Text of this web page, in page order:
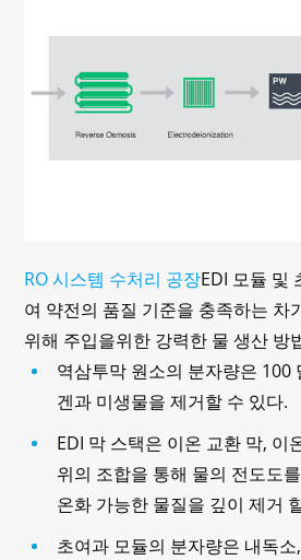
RO 시스템 수처리 공장EDI 모듈 및
여 약전의 품질 기준을 충족하는 차
위해 주입을위한 강력한 물 생산 방
역삼투막 원소의 분자량은 100
겐과 미생물을 제거할 수 있다.
EDI 막 스택은 이온 교환 막, 이
위의 조합을 통해 물의 전도도
온화 가능한 물질을 깊이 제거
초여과 모듈의 분자량은 내독